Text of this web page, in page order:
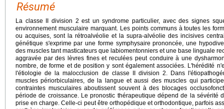
Résumé
La classe II division 2 est un syndrome particulier, avec des signes
environnement musculaire marquant. Les points communs à toutes les
ou acquises, sont la rétroalvéolie et la supra-alvéolie des incisives
génétique s'exprime par une forme symphysaire prononcée, une
des muscles tant masticateurs que labiomentonniers et une base linguale
aggravée par des lèvres fines et reculées peut conduire à une
nombre, de forme et de position y sont également associées. L'hérédité
l'étiologie de la malocclusion de classe II division 2. Dans
muscles périorbiculaires, de la langue et aussi des muscles qui
contraintes musculaires aboutissent souvent à des blocages
période de croissance. Le pronostic thérapeutique dépend de la sévérité
prise en charge. Celle-ci peut être orthopédique et orthodontique, parfois